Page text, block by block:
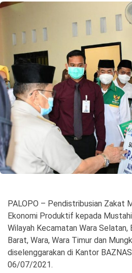
©
Copyright
2026
Spirit
Sulawesi
PALOPO – Pendistribusian Zakat
Ekonomi Produktif kepada
Wilayah Kecamatan Wara Selatan,
Barat, Wara, Wara Timur dan
diselenggarakan di Kantor
06/07/2021.